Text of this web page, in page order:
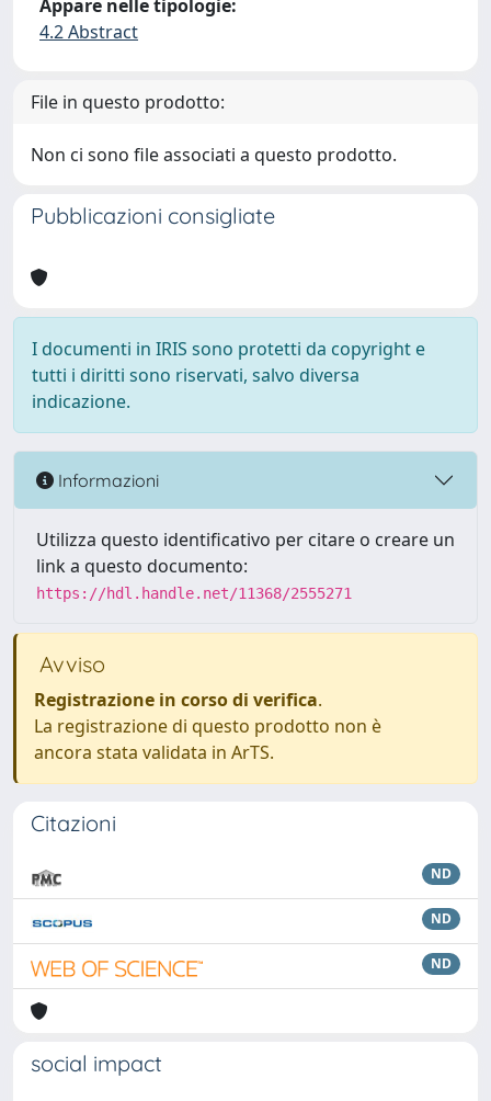
Appare nelle tipologie:
4.2 Abstract
File in questo prodotto:
Non ci sono file associati a questo prodotto.
Pubblicazioni consigliate
I documenti in IRIS sono protetti da copyright e
tutti i diritti sono riservati, salvo diversa
indicazione.
Informazioni
Utilizza questo identificativo per citare o creare un
link a questo documento:
https://hdl.handle.net/11368/2555271
Avviso
Registrazione in corso di verifica.
La registrazione di questo prodotto non è
ancora stata validata in ArTS.
Citazioni
ND
ND
ND
social impact